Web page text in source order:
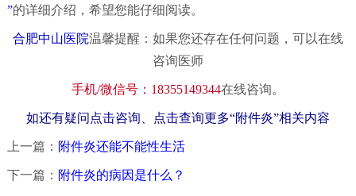
”的详细介绍，希望您能仔细阅读。
合肥中山医院温馨提醒：如果您还存在任何问题，可以在线
咨询医师
手机/微信号：18355149344在线咨询。
如还有疑问点击咨询、点击查询更多“附件炎”相关内容
上一篇： 附件炎还能不能性生活
下一篇： 附件炎的病因是什么？